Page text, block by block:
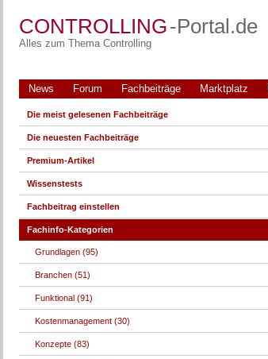
CONTROLLING-Portal.de
Alles zum Thema Controlling
News Forum Fachbeiträge Marktplatz
Die meist gelesenen Fachbeiträge
Die neuesten Fachbeiträge
Premium-Artikel
Wissenstests
Fachbeitrag einstellen
Fachinfo-Kategorien
Grundlagen (95)
Branchen (51)
Funktional (91)
Kostenmanagement (30)
Konzepte (83)